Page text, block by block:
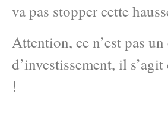
va pas stopper cette
Attention, ce n’est pas
d’investissement, il s’agit
!